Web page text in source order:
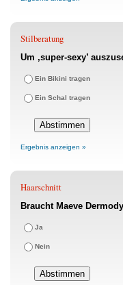
Stilberatung
Um ‚super-sexy’
Ein Bikini tragen
Ein Schal tragen
Ergebnis anzeigen »
Haarschnitt
Braucht Maeve
Ja
Nein